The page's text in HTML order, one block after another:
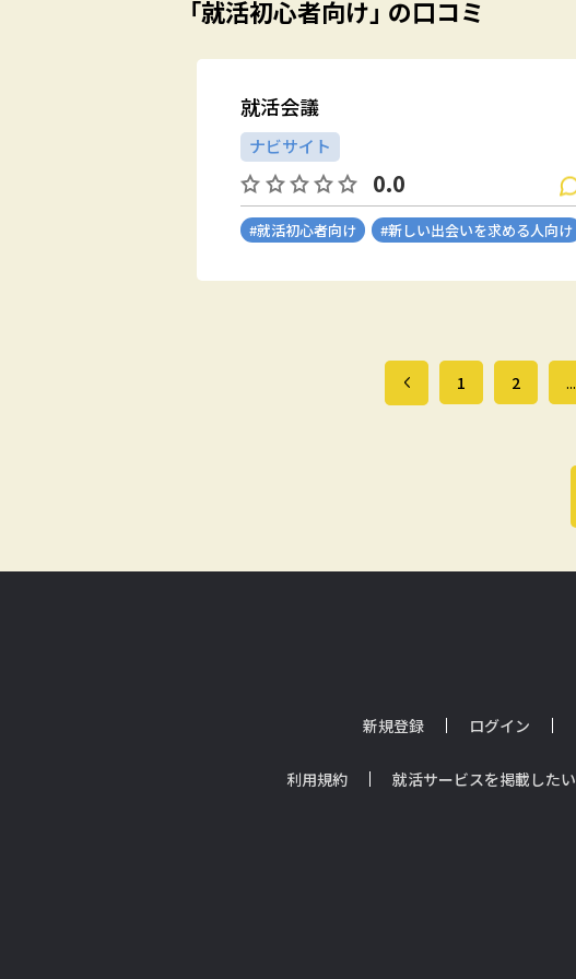
「就活初心者向け」 の口コミ
就活会議
ナビサイト
0.0
#就活初心者向け #新しい出会いを求める人向け
1 2 ...
新規登録 ログイン
利用規約 就活サービスを掲載したい